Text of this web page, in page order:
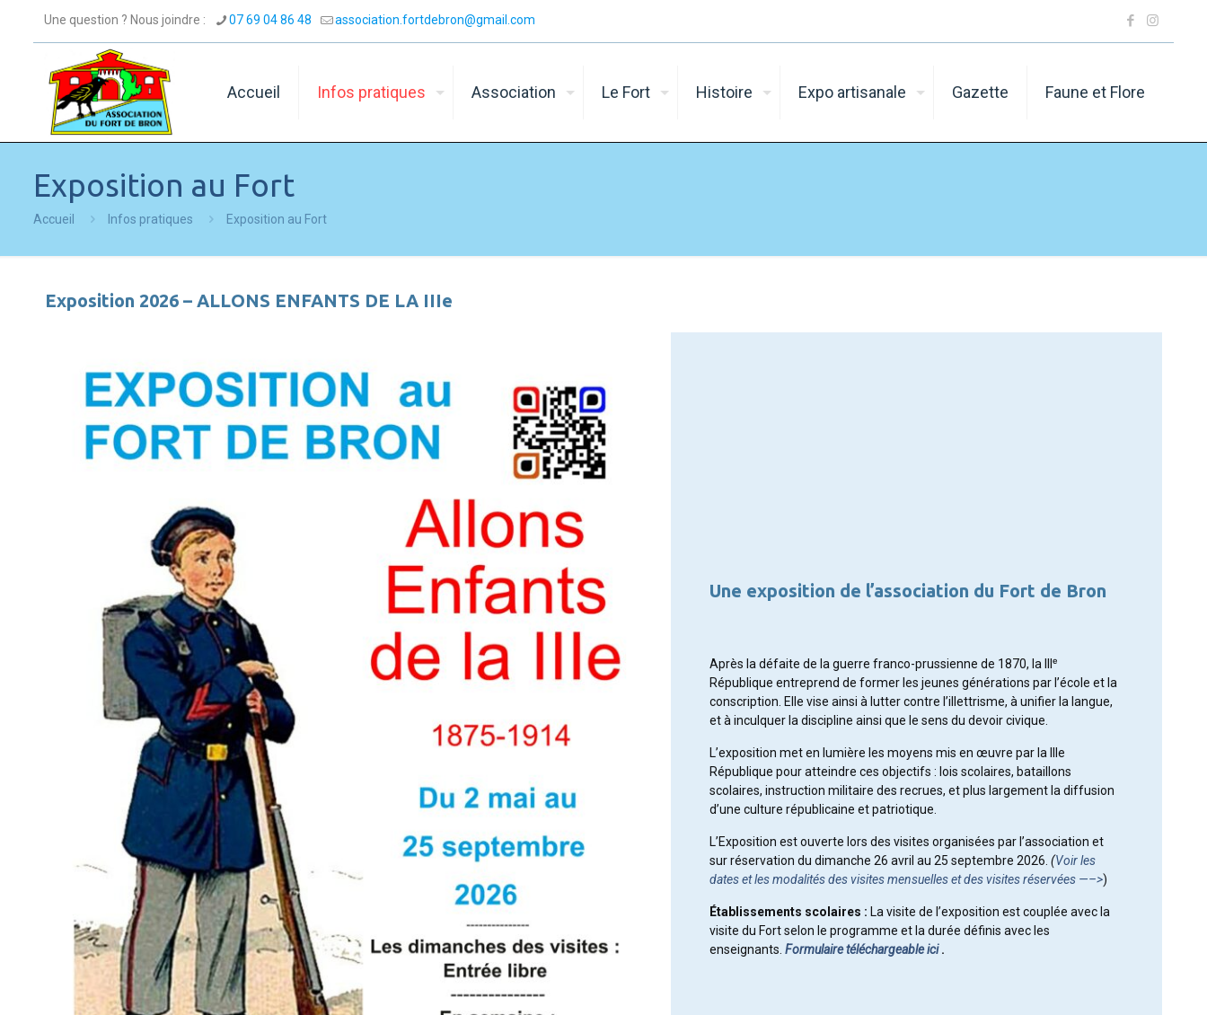
Une question ? Nous joindre : 07 69 04 86 48 association.fortdebron@gmail.com
Accueil Infos pratiques Association Le Fort Histoire Expo artisanale Gazette Faune et Flore
Exposition au Fort
Accueil Infos pratiques Exposition au Fort
Exposition 2026 – ALLONS ENFANTS DE LA IIIe
Une exposition de l’association du Fort de Bron
Après la défaite de la guerre franco-prussienne de 1870, la IIIᵉ
République entreprend de former les jeunes générations par l’école et la
conscription. Elle vise ainsi à lutter contre l’illettrisme, à unifier la langue,
et à inculquer la discipline ainsi que le sens du devoir civique.
L’exposition met en lumière les moyens mis en œuvre par la IIIe
République pour atteindre ces objectifs : lois scolaires, bataillons
scolaires, instruction militaire des recrues, et plus largement la diffusion
d’une culture républicaine et patriotique.
L’Exposition est ouverte lors des visites organisées par l’association et
sur réservation du dimanche 26 avril au 25 septembre 2026.(Voir les
dates et les modalités des visites mensuelles et des visites réservées —–>)
Établissements scolaires : La visite de l’exposition est couplée avec la
visite du Fort selon le programme et la durée définis avec les
enseignants.Formulairetéléchargeable ici .